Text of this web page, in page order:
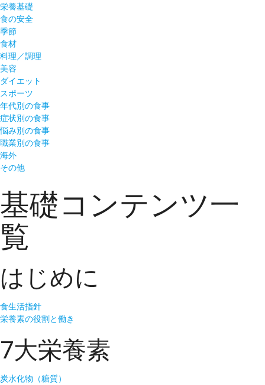
栄養基礎
食の安全
季節
食材
料理／調理
美容
ダイエット
スポーツ
年代別の食事
症状別の食事
悩み別の食事
職業別の食事
海外
その他
基礎コンテンツ一
覧
はじめに
食生活指針
栄養素の役割と働き
7大栄養素
炭水化物（糖質）